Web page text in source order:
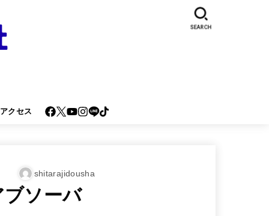
クセス
SEARCH
shitarajidousha
ソーバ